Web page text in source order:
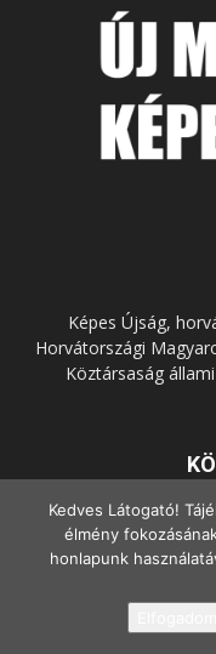
Képes Újság,
Horvátországi
Köztársaság
© Copyright
Kedves Látogató!
élmény
honlapunk